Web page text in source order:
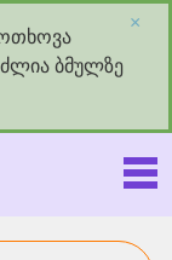
ბმულზე
×